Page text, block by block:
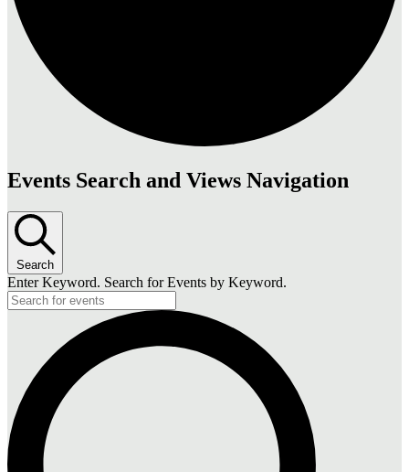
Events Search and Views Navigation
Search
Enter Keyword. Search for Events by Keyword.